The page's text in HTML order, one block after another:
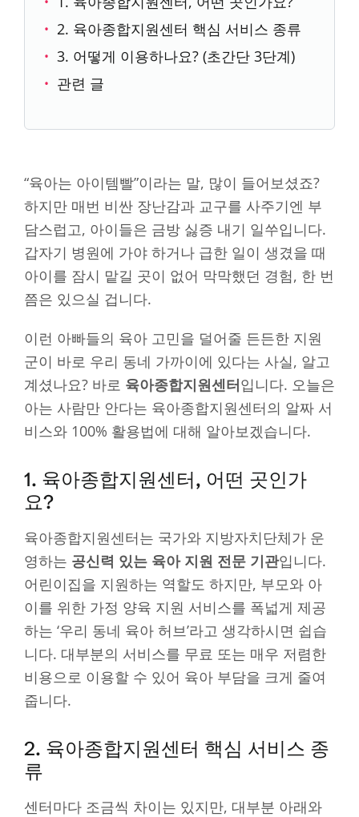
2. 육아종합지원센터 핵심 서비스 종류
3. 어떻게 이용하나요? (초간단 3단계)
관련 글
“육아는 아이템빨”이라는 말, 많이 들어보셨죠?
하지만 매번 비싼 장난감과 교구를 사주기엔 부
담스럽고, 아이들은 금방 싫증 내기 일쑤입니다.
갑자기 병원에 가야 하거나 급한 일이 생겼을 때
아이를 잠시 맡길 곳이 없어 막막했던 경험, 한 번
쯤은 있으실 겁니다.
이런 아빠들의 육아 고민을 덜어줄 든든한 지원
군이 바로 우리 동네 가까이에 있다는 사실, 알고
계셨나요? 바로 육아종합지원센터입니다. 오늘은
아는 사람만 안다는 육아종합지원센터의 알짜 서
비스와 100% 활용법에 대해 알아보겠습니다.
1. 육아종합지원센터, 어떤 곳인가
요?
육아종합지원센터는 국가와 지방자치단체가 운
영하는 공신력 있는 육아 지원 전문 기관입니다.
어린이집을 지원하는 역할도 하지만, 부모와 아
이를 위한 가정 양육 지원 서비스를 폭넓게 제공
하는 ‘우리 동네 육아 허브’라고 생각하시면 쉽습
니다. 대부분의 서비스를 무료 또는 매우 저렴한
비용으로 이용할 수 있어 육아 부담을 크게 줄여
줍니다.
2. 육아종합지원센터 핵심 서비스 종
류
센터마다 조금씩 차이는 있지만, 대부분 아래와